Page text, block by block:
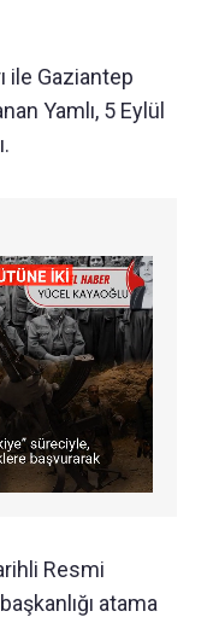
ile Gaziantep
Yamlı, 5 Eylül
Resmi
atama